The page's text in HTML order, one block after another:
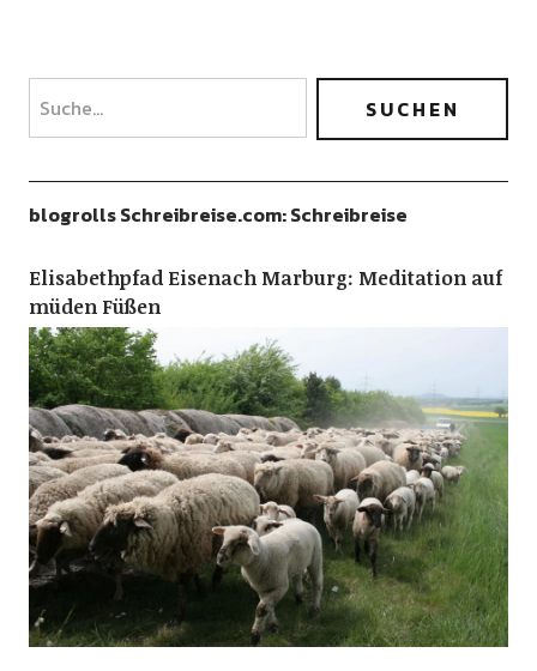
blogrolls Schreibreise.com: Schreibreise
Elisabethpfad Eisenach Marburg: Meditation auf
müden Füßen